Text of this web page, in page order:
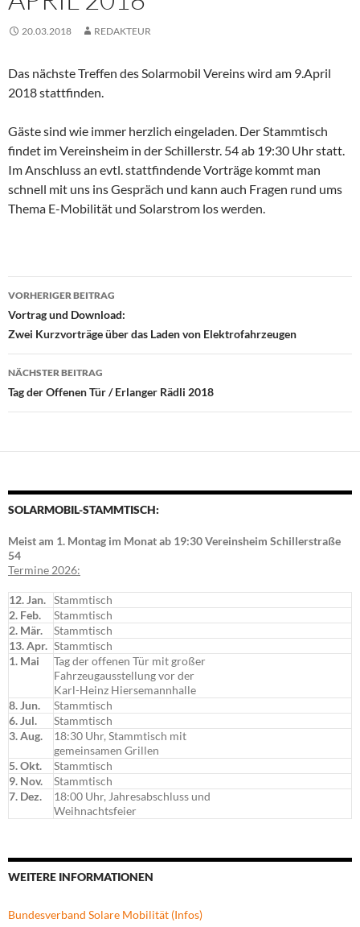
20.03.2018 REDAKTEUR
Das nächste Treffen des Solarmobil Vereins wird am 9.April
2018 stattfinden.
Gäste sind wie immer herzlich eingeladen. Der Stammtisch
findet im Vereinsheim in der Schillerstr. 54 ab 19:30 Uhr statt.
Im Anschluss an evtl. stattfindende Vorträge kommt man
schnell mit uns ins Gespräch und kann auch Fragen rund ums
Thema E-Mobilität und Solarstrom los werden.
Beitragsnavigation
VORHERIGER BEITRAG
Vortrag und Download:
Zwei Kurzvorträge über das Laden von Elektrofahrzeugen
NÄCHSTER BEITRAG
Tag der Offenen Tür / Erlanger Rädli 2018
SOLARMOBIL-STAMMTISCH:
Meist am 1. Montag im Monat ab 19:30 Vereinsheim Schillerstraße
54
Termine 2026:
12. Jan. Stammtisch
2. Feb.
Stammtisch
2. Mär.
Stammtisch
13. Apr. Stammtisch
1. Mai
Tag der offenen Tür mit großer
Fahrzeugausstellung vor der
Karl-Heinz Hiersemannhalle
8. Jun.
Stammtisch
6. Jul.
Stammtisch
3. Aug.
18:30 Uhr, Stammtisch mit
gemeinsamen Grillen
5. Okt.
Stammtisch
9. Nov.
Stammtisch
7. Dez.
18:00 Uhr, Jahresabschluss und
Weihnachtsfeier
WEITERE INFORMATIONEN
Bundesverband Solare Mobilität (Infos)